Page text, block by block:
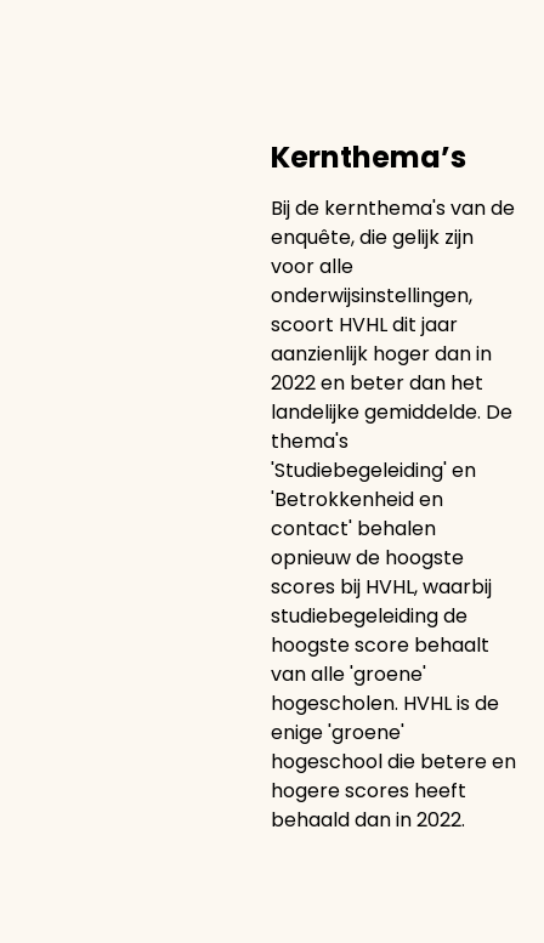
Kernthema’s
Bij de kernthema's van de
enquête, die gelijk zijn
voor alle
onderwijsinstellingen,
scoort HVHL dit jaar
aanzienlijk hoger dan in
2022 en beter dan het
landelijke gemiddelde. De
thema's
'Studiebegeleiding' en
'Betrokkenheid en
contact' behalen
opnieuw de hoogste
scores bij HVHL, waarbij
studiebegeleiding de
hoogste score behaalt
van alle 'groene'
hogescholen. HVHL is de
enige 'groene'
hogeschool die betere en
hogere scores heeft
behaald dan in 2022.